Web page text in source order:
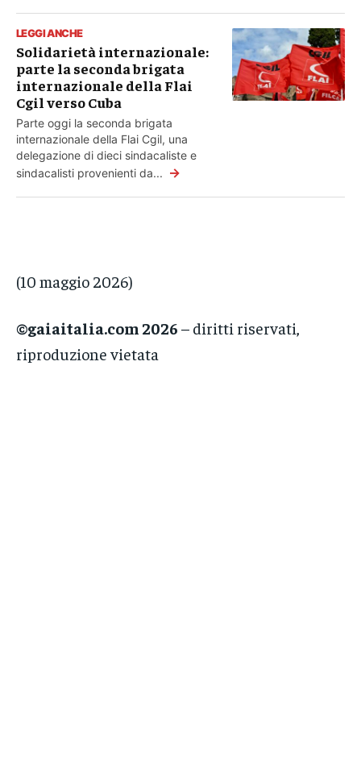
LEGGI ANCHE
Solidarietà internazionale:
parte la seconda brigata
internazionale della Flai
Cgil verso Cuba
Parte oggi la seconda brigata
internazionale della Flai Cgil, una
delegazione di dieci sindacaliste e
sindacalisti provenienti da... →
(10 maggio 2026)
©gaiaitalia.com 2026 – diritti riservati,
riproduzione vietata